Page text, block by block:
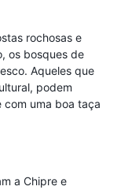
rochosas e
os bosques de
Aqueles que
podem
com uma boa taça
a Chipre e